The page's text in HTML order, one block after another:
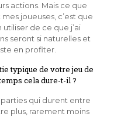
actions. Mais ce que
joueuses, c’est que
utiliser de ce que j’ai
seront si naturelles et
en profiter.
typique de votre jeu de
cela dure-t-il ?
qui durent entre
plus, rarement moins